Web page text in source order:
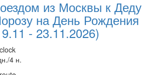
из Москвы к Деду
на День Рождения
- 23.11.2026)
4 н.